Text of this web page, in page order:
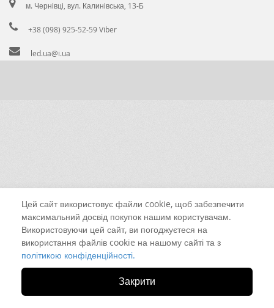
м. Чернівці, вул. Калинівська, 13-Б
+38 (098) 925-52-59 Viber
led.ua@i.ua
Цей сайт використовує файли cookie, щоб забезпечити
максимальний досвід покупок нашим користувачам.
Використовуючи цей сайт, ви погоджуєтеся на
використання файлів cookie на нашому сайті та з
політикою конфіденційності.
Закрити